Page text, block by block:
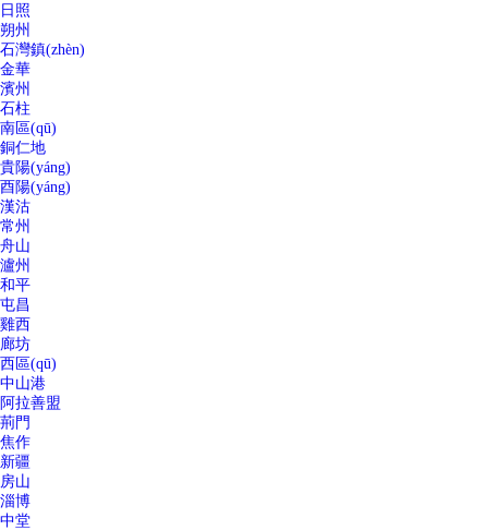
日照
朔州
石灣鎮(zhèn)
金華
濱州
石柱
南區(qū)
銅仁地
貴陽(yáng)
酉陽(yáng)
漢沽
常州
舟山
瀘州
和平
屯昌
雞西
廊坊
西區(qū)
中山港
阿拉善盟
荊門
焦作
新疆
房山
淄博
中堂